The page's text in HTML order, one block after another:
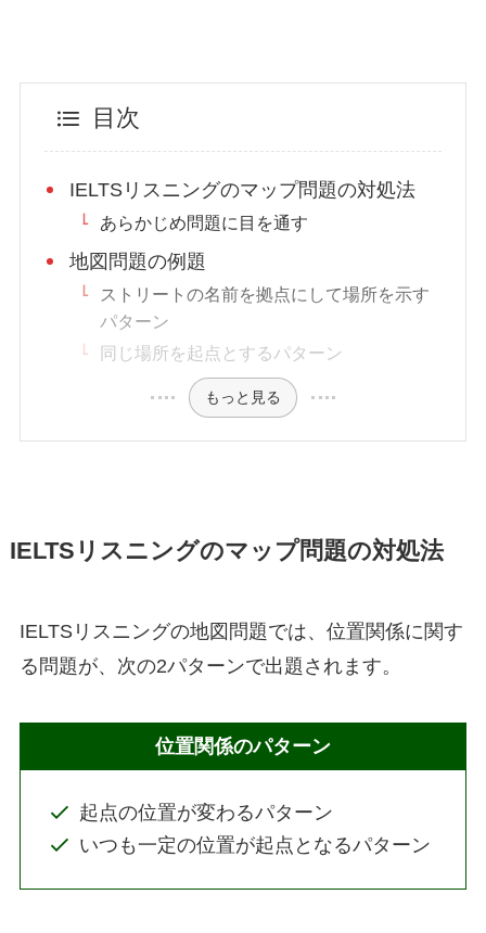
目次
IELTSリスニングのマップ問題の対処法
あらかじめ問題に目を通す
地図問題の例題
ストリートの名前を拠点にして場所を示す
パターン
同じ場所を起点とするパターン
もっと見る
IELTSリスニングのマップ問題の対処法
IELTSリスニングの地図問題では、位置関係に関す
る問題が、次の2パターンで出題されます。
位置関係のパターン
起点の位置が変わるパターン
いつも一定の位置が起点となるパターン